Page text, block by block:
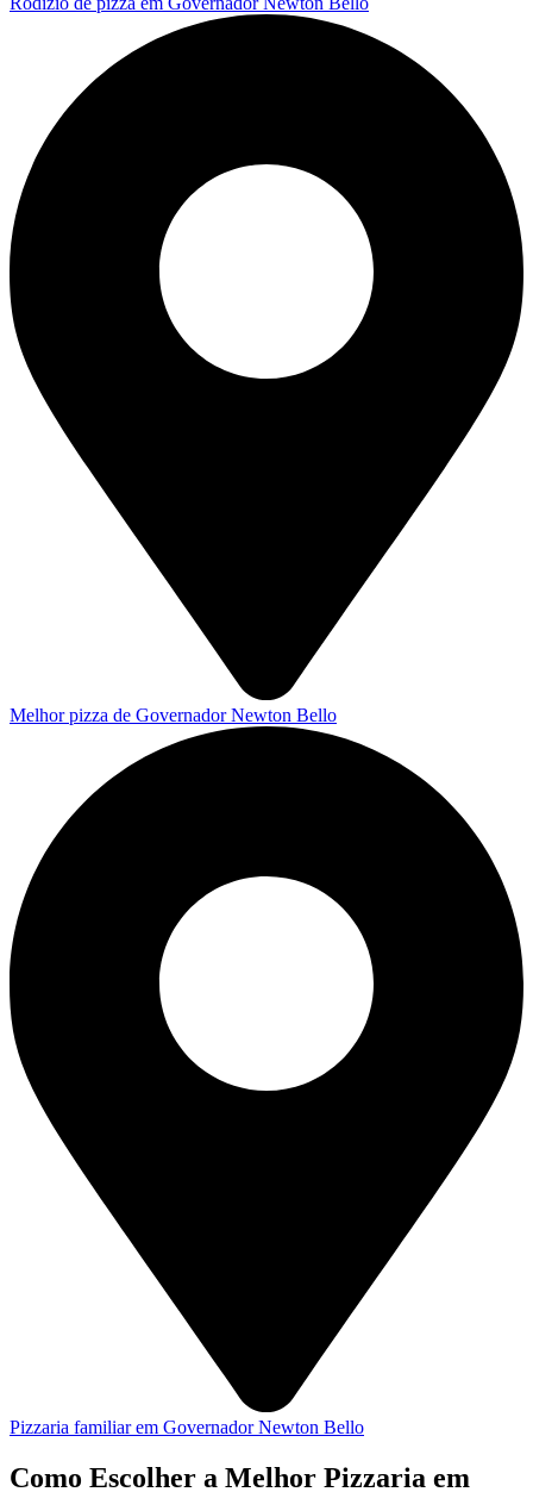
Melhor pizza de Governador Newton Bello
Pizzaria familiar em Governador Newton Bello
Como Escolher a Melhor Pizzaria em